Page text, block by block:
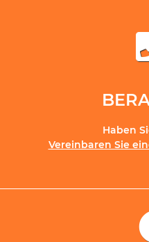
Haben
Vereinbaren Sie